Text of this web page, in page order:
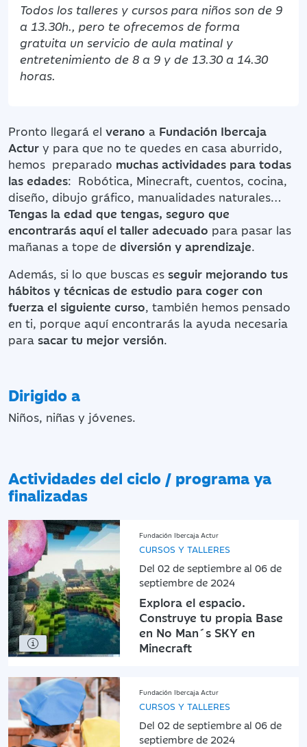
Todos los talleres y cursos para niños son de 9
a 13.30h., pero te ofrecemos de forma
gratuita un servicio de aula matinal y
entretenimiento de 8 a 9 y de 13.30 a 14.30
horas.
Pronto llegará el verano a Fundación Ibercaja
Actur y para que no te quedes en casa aburrido,
hemos preparado muchas actividades para todas
las edades: Robótica, Minecraft, cuentos, cocina,
diseño, dibujo gráfico, manualidades naturales…
Tengas la edad que tengas, seguro que
encontrarás aquí el taller adecuado para pasar las
mañanas a tope de diversión y aprendizaje.
Además, si lo que buscas es seguir mejorando tus
hábitos y técnicas de estudio para coger con
fuerza el siguiente curso, también hemos pensado
en ti, porque aquí encontrarás la ayuda necesaria
para sacar tu mejor versión.
Dirigido a
Niños, niñas y jóvenes.
Actividades del ciclo / programa ya
finalizadas
Fundación Ibercaja Actur
CURSOS Y TALLERES
Del 02 de septiembre al 06 de
septiembre de 2024
Explora el espacio.
Construye tu propia Base
en No Man´s SKY en
Minecraft
Fundación Ibercaja Actur
CURSOS Y TALLERES
Del 02 de septiembre al 06 de
septiembre de 2024